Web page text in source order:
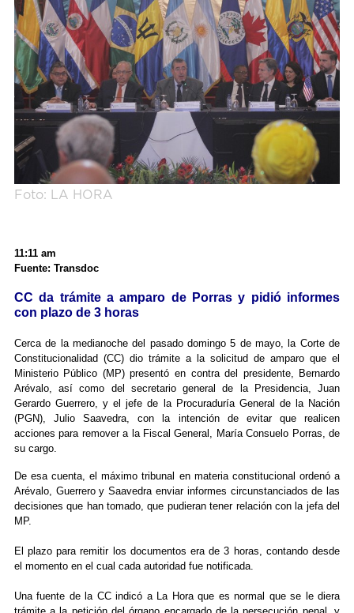
Foto: LA HORA
11:11 am
Fuente: Transdoc
CC da trámite a amparo de Porras y pidió informes
con plazo de 3 horas
Cerca de la medianoche del pasado domingo 5 de mayo, la Corte de
Constitucionalidad (CC) dio trámite a la solicitud de amparo que el
Ministerio Público (MP) presentó en contra del presidente, Bernardo
Arévalo, así como del secretario general de la Presidencia, Juan
Gerardo Guerrero, y el jefe de la Procuraduría General de la Nación
(PGN), Julio Saavedra, con la intención de evitar que realicen
acciones para remover a la Fiscal General, María Consuelo Porras, de
su cargo.
De esa cuenta, el máximo tribunal en materia constitucional ordenó a
Arévalo, Guerrero y Saavedra enviar informes circunstanciados de las
decisiones que han tomado, que pudieran tener relación con la jefa del
MP.
El plazo para remitir los documentos era de 3 horas, contando desde
el momento en el cual cada autoridad fue notificada.
Una fuente de la CC indicó a La Hora que es normal que se le diera